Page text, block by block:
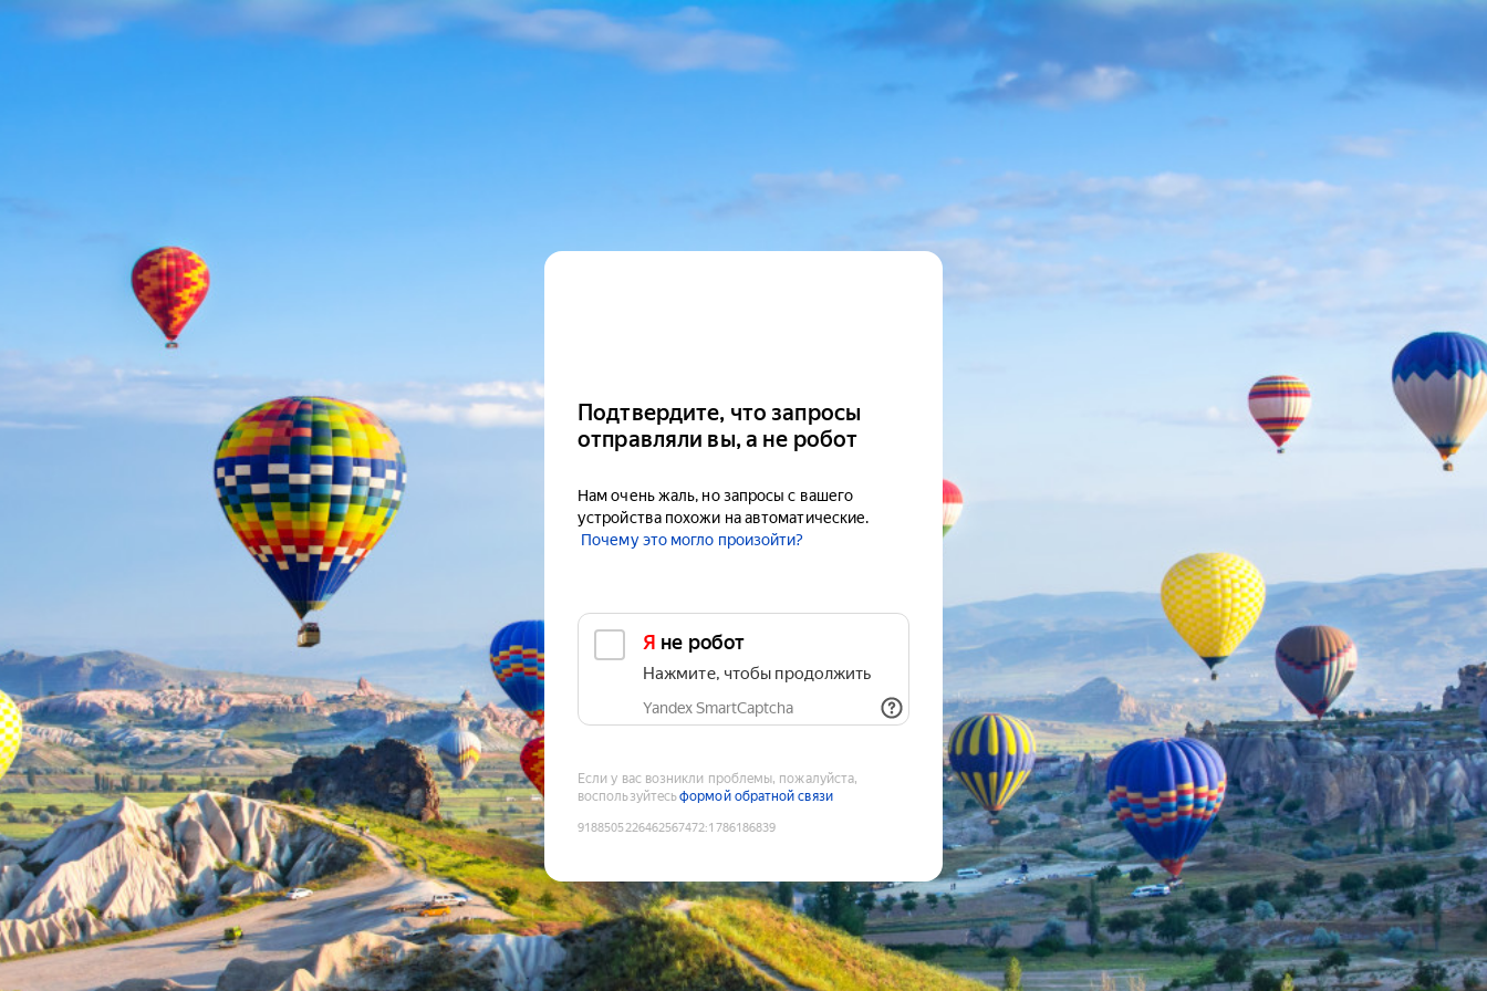
Подтвердите, что запросы
отправляли вы, а не робот
Нам очень жаль, но запросы с вашего
устройства похожи на автоматические.
Почему это могло произойти?
Я не робот
Нажмите, чтобы продолжить
Yandex SmartCaptcha
Если у вас возникли проблемы, пожалуйста,
воспользуйтесьформой обратной связи
9188505226462567472:1786186839